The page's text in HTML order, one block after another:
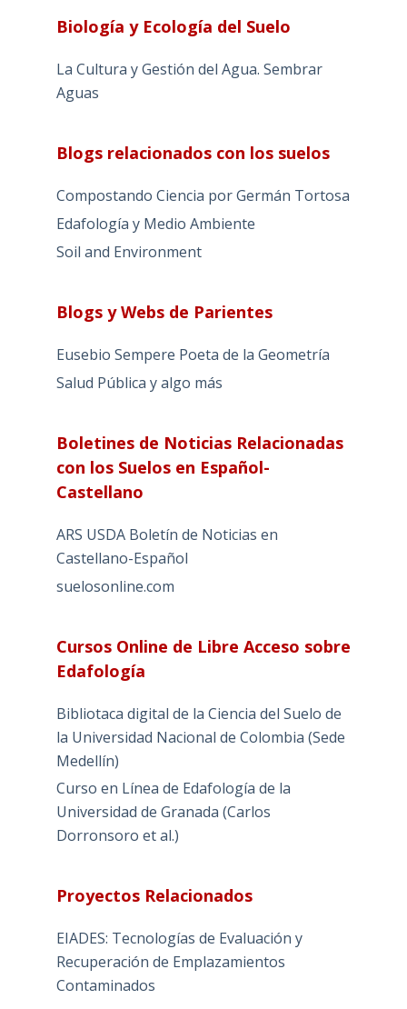
Biología y Ecología del Suelo
La Cultura y Gestión del Agua. Sembrar
Aguas
Blogs relacionados con los suelos
Compostando Ciencia por Germán Tortosa
Edafología y Medio Ambiente
Soil and Environment
Blogs y Webs de Parientes
Eusebio Sempere Poeta de la Geometría
Salud Pública y algo más
Boletines de Noticias Relacionadas
con los Suelos en Español-
Castellano
ARS USDA Boletín de Noticias en
Castellano-Español
suelosonline.com
Cursos Online de Libre Acceso sobre
Edafología
Bibliotaca digital de la Ciencia del Suelo de
la Universidad Nacional de Colombia (Sede
Medellín)
Curso en Línea de Edafología de la
Universidad de Granada (Carlos
Dorronsoro et al.)
Proyectos Relacionados
EIADES: Tecnologías de Evaluación y
Recuperación de Emplazamientos
Contaminados